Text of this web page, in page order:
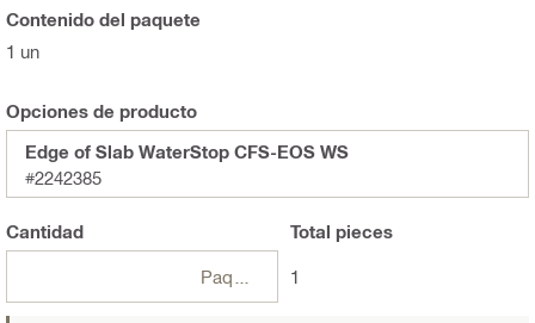
Contenido del paquete
1 un
Opciones de producto
Edge of Slab WaterStop CFS-EOS WS
#2242385
Cantidad Total pieces
1